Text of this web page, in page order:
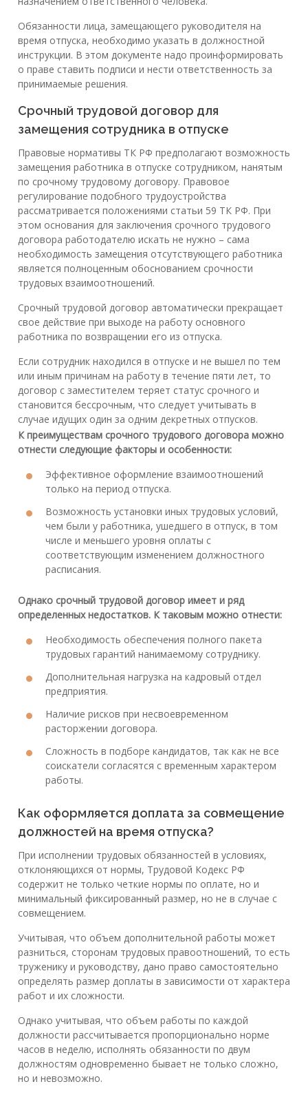
Обязанности лица, замещающего руководителя на
время отпуска, необходимо указать в должностной
инструкции. В этом документе надо проинформировать
о праве ставить подписи и нести ответственность за
принимаемые решения.
Срочный трудовой договор для
замещения сотрудника в отпуске
Правовые нормативы ТК РФ предполагают возможность
замещения работника в отпуске сотрудником, нанятым
по срочному трудовому договору. Правовое
регулирование подобного трудоустройства
рассматривается положениями статьи 59 ТК РФ. При
этом основания для заключения срочного трудового
договора работодателю искать не нужно – сама
необходимость замещения отсутствующего работника
является полноценным обоснованием срочности
трудовых взаимоотношений.
Срочный трудовой договор автоматически прекращает
свое действие при выходе на работу основного
работника по возвращении его из отпуска.
Если сотрудник находился в отпуске и не вышел по тем
или иным причинам на работу в течение пяти лет, то
договор с заместителем теряет статус срочного и
становится бессрочным, что следует учитывать в
случае идущих один за одним декретных отпусков.
К преимуществам срочного трудового договора можно
отнести следующие факторы и особенности:
Эффективное оформление взаимоотношений
только на период отпуска.
Возможность установки иных трудовых условий,
чем были у работника, ушедшего в отпуск, в том
числе и меньшего уровня оплаты с
соответствующим изменением должностного
расписания.
Однако срочный трудовой договор имеет и ряд
определенных недостатков. К таковым можно отнести:
Необходимость обеспечения полного пакета
трудовых гарантий нанимаемому сотруднику.
Дополнительная нагрузка на кадровый отдел
предприятия.
Наличие рисков при несвоевременном
расторжении договора.
Сложность в подборе кандидатов, так как не все
соискатели согласятся с временным характером
работы.
Как оформляется доплата за совмещение
должностей на время отпуска?
При исполнении трудовых обязанностей в условиях,
отклоняющихся от нормы, Трудовой Кодекс РФ
содержит не только четкие нормы по оплате, но и
минимальный фиксированный размер, но не в случае с
совмещением.
Учитывая, что объем дополнительной работы может
разниться, сторонам трудовых правоотношений, то есть
труженику и руководству, дано право самостоятельно
определять размер доплаты в зависимости от характера
работ и их сложности.
Однако учитывая, что объем работы по каждой
должности рассчитывается пропорционально норме
часов в неделю, исполнять обязанности по двум
должностям одновременно бывает не только сложно,
но и невозможно.